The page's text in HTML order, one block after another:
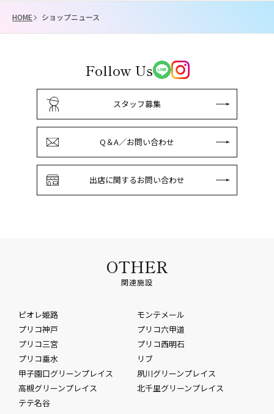
HOME ショップニュース
Follow Us
スタッフ募集
Q＆A／お問い合わせ
出店に関するお問い合わせ
OTHER
関連施設
ピオレ姫路
モンテメール
プリコ神戸
プリコ六甲道
プリコ三宮
プリコ西明石
プリコ垂水
リブ
甲子園口グリーンプレイス
夙川グリーンプレイス
高槻グリーンプレイス
北千里グリーンプレイス
テテ名谷